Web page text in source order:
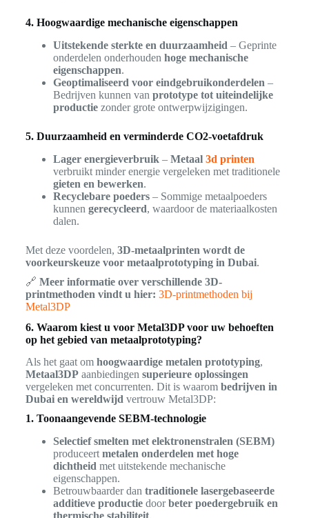
4. Hoogwaardige mechanische eigenschappen
Uitstekende sterkte en duurzaamheid – Geprinte
onderdelen onderhouden hoge mechanische
eigenschappen.
Geoptimaliseerd voor eindgebruikonderdelen –
Bedrijven kunnen van prototype tot uiteindelijke
productiezonder grote ontwerpwijzigingen.
5. Duurzaamheid en verminderde CO2-voetafdruk
Lager energieverbruik– Metaal3d printen
verbruikt minder energie vergeleken met traditionele
gieten en bewerken.
Recyclebare poeders– Sommige metaalpoeders
kunnen gerecycleerd, waardoor de materiaalkosten
dalen.
Met deze voordelen, 3D-metaalprinten wordt de
voorkeurskeuze voor metaalprototyping in Dubai.
🔗 Meer informatie over verschillende 3D-
printmethoden vindt u hier: 3D-printmethoden bij
Metal3DP
6. Waarom kiest u voor Metal3DP voor uw behoeften
op het gebied van metaalprototyping?
Als het gaat om hoogwaardige metalen prototyping,
Metaal3DPaanbiedingen superieure oplossingen
vergeleken met concurrenten. Dit is waarom bedrijven in
Dubai en wereldwijd vertrouw Metal3DP:
1. Toonaangevende SEBM-technologie
Selectief smelten met elektronenstralen (SEBM)
produceert metalen onderdelen met hoge
dichtheid met uitstekende mechanische
eigenschappen.
Betrouwbaarder dan traditionele lasergebaseerde
additieve productiedoorbeter poedergebruik en